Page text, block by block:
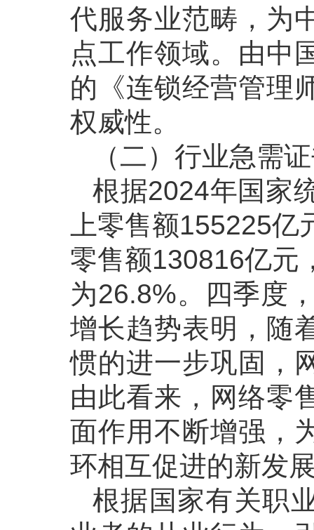
代服务业范畴，为
点工作领域。由中
的《连锁经营管理
权威性。
（二）行业急需
根据2024年国家
上零售额155225
零售额130816亿元
为26.8%。四季度
增长趋势表明，随
惯的进一步巩固，
由此看来，网络零
面作用不断增强，
环相互促进的新发
根据国家有关职